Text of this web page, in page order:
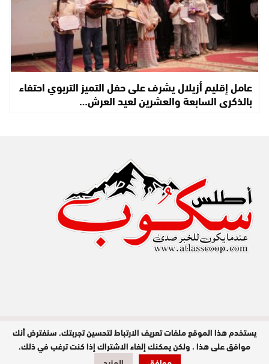
عامل إقليم أزيلال يشرف على حفل التميز التربوي احتفاء
بالذكرى السابعة والعشرين لعيد العرش…
مدير النشر : عبد الله عزي / جميع الحقوق
محفوظة © 2026
تصميم وبرمجة
يستخدم هذا الموقع ملفات تعريف الارتباط لتحسين تجربتك. سنفترض أنك
موافق على هذا ، ولكن يمكنك إلغاء الاشتراك إذا كنت ترغب في ذلك.